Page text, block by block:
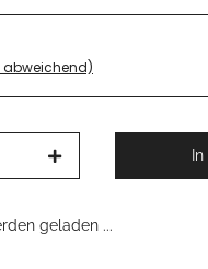
abweichend)
geladen ...